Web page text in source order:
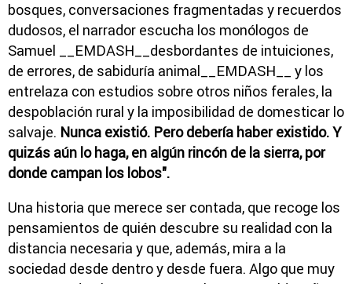
bosques, conversaciones fragmentadas y recuerdos
dudosos, el narrador escucha los monólogos de
Samuel __EMDASH__desbordantes de intuiciones,
de errores, de sabiduría animal__EMDASH__ y los
entrelaza con estudios sobre otros niños ferales, la
despoblación rural y la imposibilidad de domesticar lo
salvaje. Nunca existió. Pero debería haber existido. Y
quizás aún lo haga, en algún rincón de la sierra, por
donde campan los lobos".
Una historia que merece ser contada, que recoge los
pensamientos de quién descubre su realidad con la
distancia necesaria y que, además, mira a la
sociedad desde dentro y desde fuera. Algo que muy